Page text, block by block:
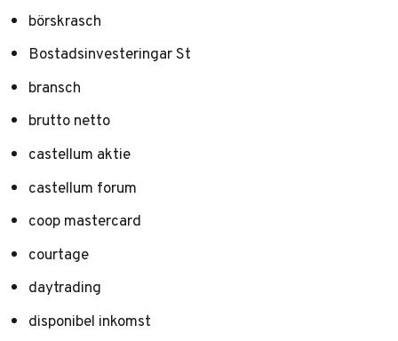
börskrasch
Bostadsinvesteringar St
bransch
brutto netto
castellum aktie
castellum forum
coop mastercard
courtage
daytrading
disponibel inkomst